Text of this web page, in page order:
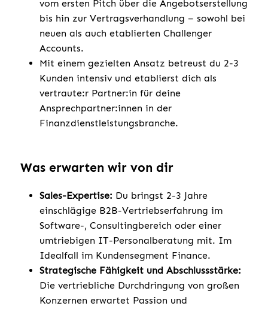
vom ersten Pitch über die Angebotserstellung
bis hin zur Vertragsverhandlung – sowohl bei
neuen als auch etablierten Challenger
Accounts.
Mit einem gezielten Ansatz betreust du 2-3
Kunden intensiv und etablierst dich als
vertraute:r Partner:in für deine
Ansprechpartner:innen in der
Finanzdienstleistungsbranche.
Was erwarten wir von dir
Sales-Expertise: Du bringst 2-3 Jahre
einschlägige B2B-Vertriebserfahrung im
Software-, Consultingbereich oder einer
umtriebigen IT-Personalberatung mit. Im
Idealfall im Kundensegment Finance.
Strategische Fähigkeit und Abschlussstärke:
Die vertriebliche Durchdringung von großen
Konzernen erwartet Passion und